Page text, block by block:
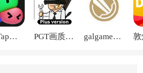
TapTap国际版2026 PGT画质助手旧版 galgame游戏盒子2026